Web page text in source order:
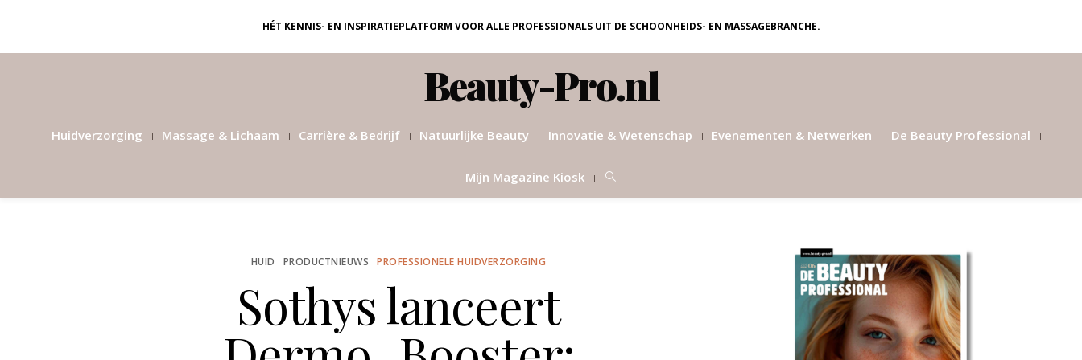
HÉT KENNIS- EN INSPIRATIEPLATFORM VOOR ALLE PROFESSIONALS UIT DE SCHOONHEIDS- EN MASSAGEBRANCHE.
Beauty-Pro.nl
Huidverzorging Massage & Lichaam Carrière & Bedrijf Natuurlijke Beauty Innovatie & Wetenschap Evenementen & Netwerken De Beauty Professional
Mijn Magazine Kiosk
HUID PRODUCTNIEUWS PROFESSIONELE HUIDVERZORGING
Sothys lanceert